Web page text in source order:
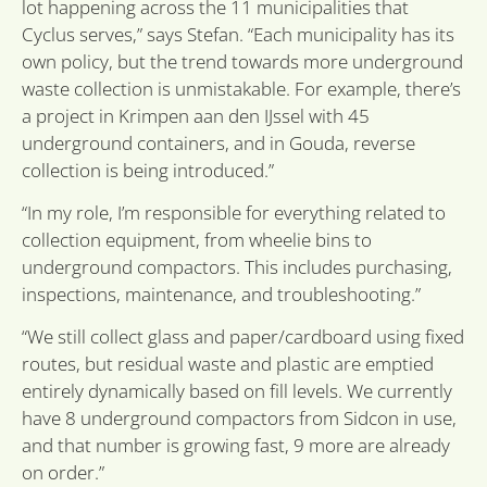
lot happening across the 11 municipalities that
Cyclus serves,” says Stefan. “Each municipality has its
own policy, but the trend towards more underground
waste collection is unmistakable. For example, there’s
a project in Krimpen aan den IJssel with 45
underground containers, and in Gouda, reverse
collection is being introduced.”
“In my role, I’m responsible for everything related to
collection equipment, from wheelie bins to
underground compactors. This includes purchasing,
inspections, maintenance, and troubleshooting.”
“We still collect glass and paper/cardboard using fixed
routes, but residual waste and plastic are emptied
entirely dynamically based on fill levels. We currently
have 8 underground compactors from Sidcon in use,
and that number is growing fast, 9 more are already
on order.”
Strictly necessary cookies allow core website
functionality such as user login and account
management. The website cannot be used properly
without strictly necessary cookies.
Name
Provider /
Domain
Expiration
li_gc
LinkedIn
6 months
VISITOR_PRIVACY_METADATA
.youtube.com
6 months
de
Google
Privacy Policy